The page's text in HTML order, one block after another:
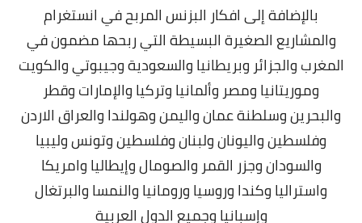
بالإضافة إلى افكار البزنس المربح في انستغرام
والمشاريع الصغيرة البسيطة التي ربحها مضمون في
المغرب والجزائر وبريطانيا والسعودية وجيبوتي والكويت
وموريتانيا ومصر وألمانيا وتركيا والإمارات وقطر
والبحرين وسلطنة عمان واليمن وهولندا والعراق الاردن
وفلسطين واليونان ولبنان وفلسطين وتونس وليبيا
والسودان وجزر القمر والصومال وإيطاليا وامريكا
واستراليا وكندا وروسيا ورومانيا والنمسا والبرتغال
وإسبانيا وجميع الدول العربية